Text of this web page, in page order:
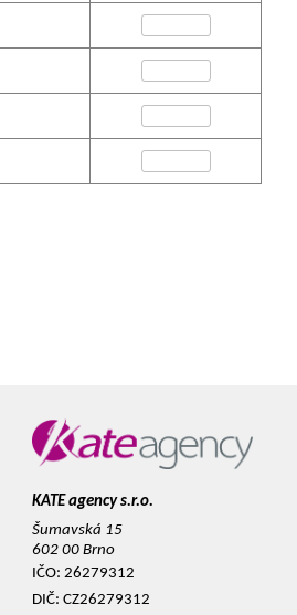
KATE agency s.r.o.
Šumavská 15
602 00 Brno
IČO: 26279312
DIČ: CZ26279312